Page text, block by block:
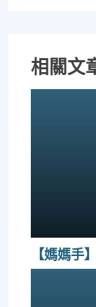
相關文
【媽媽手